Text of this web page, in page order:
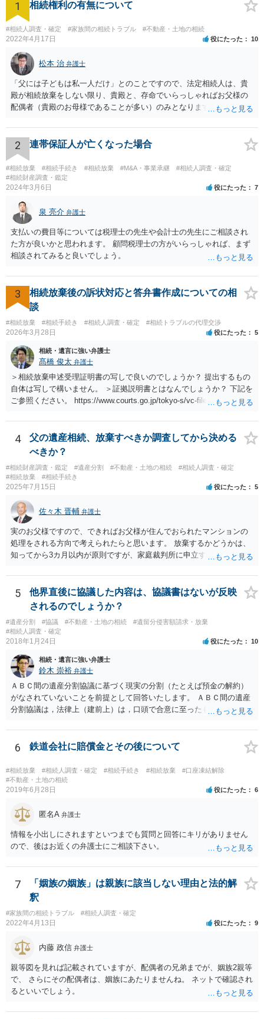
1 相続権利の有無について
#相続人調査・確定 #家族間の相続トラブル #不動産・土地の相続
2022年4月17日 役にたった 10
松本 治 弁護士
「父には子どもは私一人だけ」とのことですので、法定相続人は、貴
殿が相続放棄をしない限り、貴殿と、存命でいらっしゃればお父様の
配偶者（貴殿のお母様であることが多い）のみとなります。遺言がな
2 連帯保証人が亡くなった場合
#相続放棄 #相続手続き #相続放棄 #M&A・事業承継
#相続人調査・確定
#相続財産調査・鑑定
2024年3月6日 役にたった 7
泉 亮介 弁護士
支払いの費目等については税理士の先生や会計士の先生にご相談され
た方が良いかと思われます。 顧問税理士の方がいらっしゃれば、まず
相談されてみると良いでしょう。
3
相続放棄後の訴状対応と答弁書作成についての相
談
#相続放棄 #相続手続き #相続人調査・確定 #相続トラブルの代理交渉
2026年3月28日 役にたった 5
相続・遺言に強い弁護士
髙橋 俊太 弁護士
＞相続放棄申述受理証明書の写しで良いのでしょうか？ 提出するもの
自体は写しで構いません。 ＞証拠説明書とはなんでしょうか？ 下記を
ご参照ください。 https://www.courts.go.jp/tokyo-s/vc-files/tokyo-s/file/
4
父の遺産相続、放棄すべきか調査してから決める
べきか？
#相続財産調査・鑑定 #遺産分割 #不動産・土地の相続
#相続人調査・確定
#相続放棄
#相続手続き
2025年7月15日 役にたった 5
佐々木 晋輔 弁護士
実のお父様ですので、できればお父様が住んでおられたマンションの
処理をされる方向で考えられたらと思います。 放棄するかどうかは、
知ってから3カ月以内が原則ですが、家庭裁判所に申立すれば3カ月の
放棄するかどうか決めることができます。 銀行やサラ金が数年も放置
することはありませんので、数年後に借金が発見される可能性はほぼ
ありません。 なお、私が扱った相続放棄を検討していた案件で、期間
伸長して調査したところ、サラ金に対する過払金など相当な財産が見
つかったため相続したという事例がありました。
5
他界直後に協議した内容は、協議書はないが反映
されるのでしょうか？
#遺産分割 #協議 #不動産・土地の相続
#遺留分侵害額請求・放棄
#相続人調査・確定
2018年1月24日 役にたった 10
相続・遺言に強い弁護士
鈴木 崇裕 弁護士
ＡＢＣ間の遺産分割協議に基づく現実の分割（たとえば預金の解約）
がなされていないことを前提として回答いたします。 ＡＢＣ間の遺産
分割協議は，法律上（建前上）は，口頭で合意に至ったものであって
ん。 また，不動産の名義を移転するためには，遺産分割協議書への署
名捺印を得る必要があります。 したがって，残念ながら，「ＡＢＣ間
の遺産分割協議が有効に成立している」という前提に基づく主張は困
難と思われます。 「ＡＢＣ間の遺産分割協議は未了のまま，ＡとＢが
死亡し，二次相続が発生した」という前提に基づいて協議を進める必
要があります。 もちろん，Ｃの立場としては，ＡＢＣ間の遺産分割協
人は応じない姿勢を示していることから，実現は困難だと思います。
しどころ）としては，譲歩することを甘受しなければならないかもし
れません。
6 鉄道会社に賠償金とその後について
#相続放棄 #相続人調査・確定 #相続手続き #相続放棄
#口座凍結解除
#不動産・土地の相続
2019年6月28日 役にたった 6
匿名A 弁護士
情報を小出しにされますといつまでも質問と回答にキリがありません
ので、後はお近くの弁護士にご相談下さい。
7
「姻族の姻族」は親族に該当しない理由と法的解
釈
#家族間の相続トラブル #相続人調査・確定
2022年4月13日 役にたった 9
内藤 政信 弁護士
親等図を見れば記載されていますが、配偶者の兄弟までが、姻族2親等
で、 さらにその配偶者は、姻族にあたりませんね。 ネットで確認され
るといいでしょう。